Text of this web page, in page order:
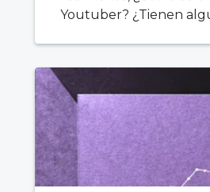
Youtuber? ¿Tienen